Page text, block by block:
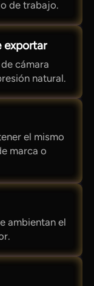
de trabajo.
exportar
cámara
natural.
el mismo
marca o
ambientan el